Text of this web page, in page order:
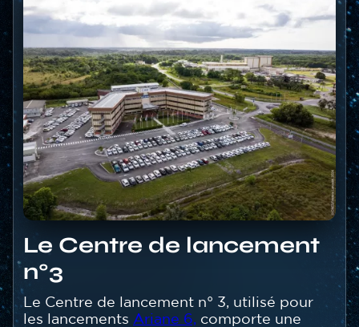
Titre
brut
Le Centre de lancement
n°3
Texte
Le Centre de lancement n° 3, utilisé pour
les lancements Ariane 6, comporte une